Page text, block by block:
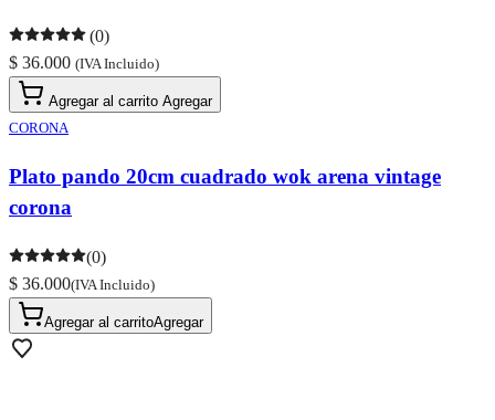
(0)
$ 36.000 (IVA Incluido)
Agregar al carrito Agregar
CORONA
Plato pando 20cm cuadrado wok arena vintage
corona
(0)
$ 36.000(IVA Incluido)
Agregar al carritoAgregar